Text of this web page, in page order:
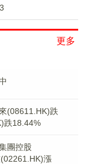
更多
(08611.HK)跌
跌18.44%
團控股
漲